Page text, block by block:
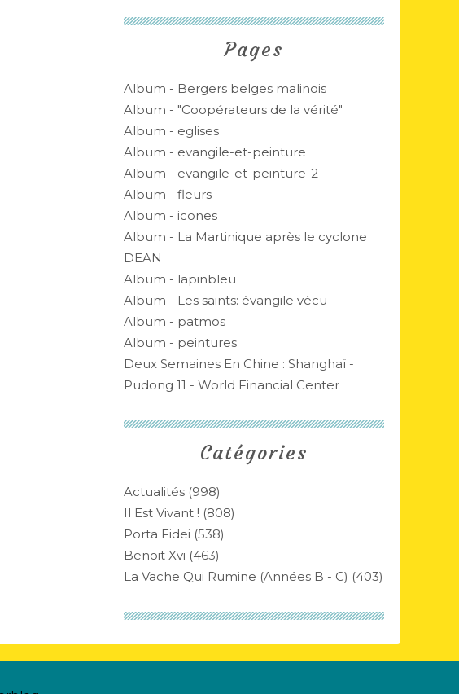
Catégories
Actualités (998)
Il Est Vivant ! (808)
Porta Fidei (538)
Benoit Xvi (463)
La Vache Qui Rumine (années B - C) (403)
Pages
Album - Bergers belges malinois
Album - "Coopérateurs de la vérité"
Album - eglises
Album - evangile-et-peinture
Album - evangile-et-peinture-2
Album - fleurs
Album - icones
Album - La Martinique après le cyclone
DEAN
Album - lapinbleu
Album - Les saints: évangile vécu
Album - patmos
Album - peintures
Deux Semaines En Chine : Shanghaï -
Pudong 11 - World Financial Center